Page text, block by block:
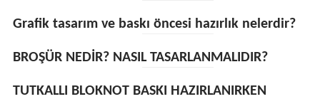
Grafik tasarım ve baskı öncesi hazırlık nelerdir?
BROŞÜR NEDİR? NASIL TASARLANMALIDIR?
TUTKALLI BLOKNOT BASKI HAZIRLANIRKEN